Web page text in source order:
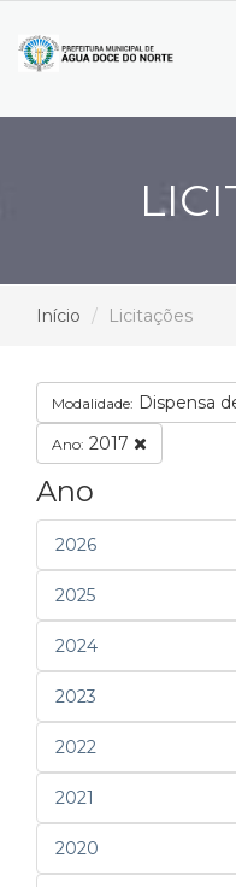
Início Licitações
Modalidade: Dispensa
Ano: 2017
Ano
2026
2025
2024
2023
2022
2021
2020